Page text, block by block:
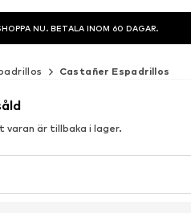
NU. BETALA INOM 60 DAGAR.
Castañer Espadrillos
varan är tillbaka i lager.